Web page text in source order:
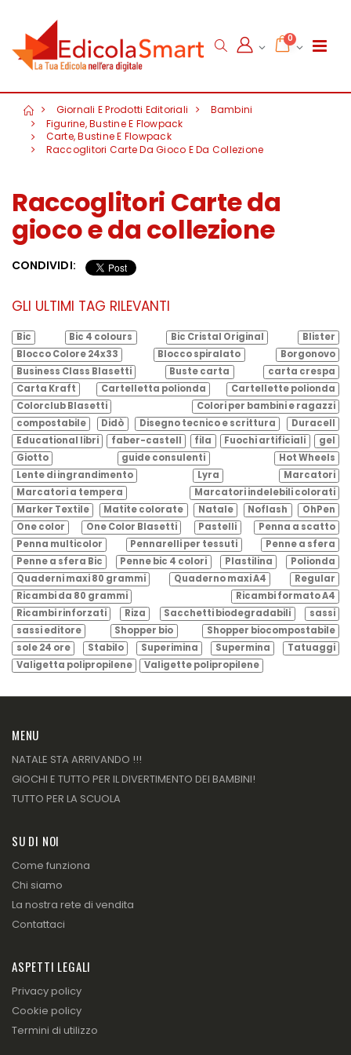
0
Giornali E Prodotti Editoriali
Bambini
Figurine, Bustine E Flowpack
Carte, Bustine E Flowpack
Raccoglitori Carte Da Gioco E Da Collezione
Raccoglitori Carte da
gioco e da collezione
CONDIVIDI:
GLI ULTIMI TAG RILEVANTI
Bic Bic 4 colours Bic Cristal Original
Blister
Blocco Colore 24x33
Blocco spiralato
Borgonovo
Business Class Blasetti
Buste carta
carta crespa
Carta Kraft
Cartelletta polionda
Cartellette polionda
Colorclub Blasetti
Colori per bambini e ragazzi
compostabile
Didò Disegno tecnico e scrittura
Duracell
Educational libri
faber-castell fila Fuochi artificiali
gel
Giotto
guide consulenti
Hot Wheels
Lente di ingrandimento
Lyra
Marcatori
Marcatori a tempera
Marcatori indelebili colorati
Marker Textile
Matite colorate Natale Noflash
OhPen
One color
One Color Blasetti Pastelli
Penna a scatto
Penna multicolor
Pennarelli per tessuti
Penne a sfera
Penne a sfera Bic
Penne bic 4 colori Plastilina
Polionda
Quaderni maxi 80 grammi
Quaderno maxi A4
Regular
Ricambi da 80 grammi
Ricambi formato A4
Ricambi rinforzati
Riza Sacchetti biodegradabili
sassi
sassi editore
Shopper bio
Shopper biocompostabile
sole 24 ore
Stabilo Superimina Supermina
Tatuaggi
Valigetta polipropilene
Valigette polipropilene
MENU
NATALE STA ARRIVANDO !!!
GIOCHI E TUTTO PER IL DIVERTIMENTO DEI BAMBINI!
TUTTO PER LA SCUOLA
SU DI NOI
Come funziona
Chi siamo
La nostra rete di vendita
Contattaci
ASPETTI LEGALI
Privacy policy
Cookie policy
Termini di utilizzo